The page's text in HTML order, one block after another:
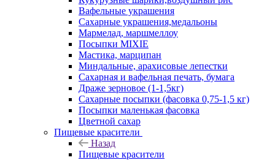
Вафельные украшения
Сахарные украшения,медальоны
Мармелад, маршмеллоу
Посыпки MIXIE
Мастика, марципан
Миндальные, арахисовые лепестки
Сахарная и вафельная печать, бумага
Драже зерновое (1-1,5кг)
Сахарные посыпки (фасовка 0,75-1,5 кг)
Посыпки маленькая фасовка
Цветной сахар
Пищевые красители
Назад
Пищевые красители